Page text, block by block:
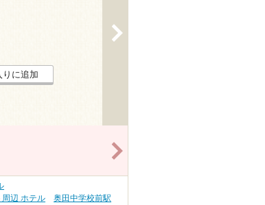
りに追加
辺 ホテル
奥田中学校前駅